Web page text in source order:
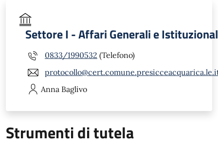
Settore I - Affari Generali e
0833/1990532 (Telefono)
Anna Baglivo
Strumenti di tutela